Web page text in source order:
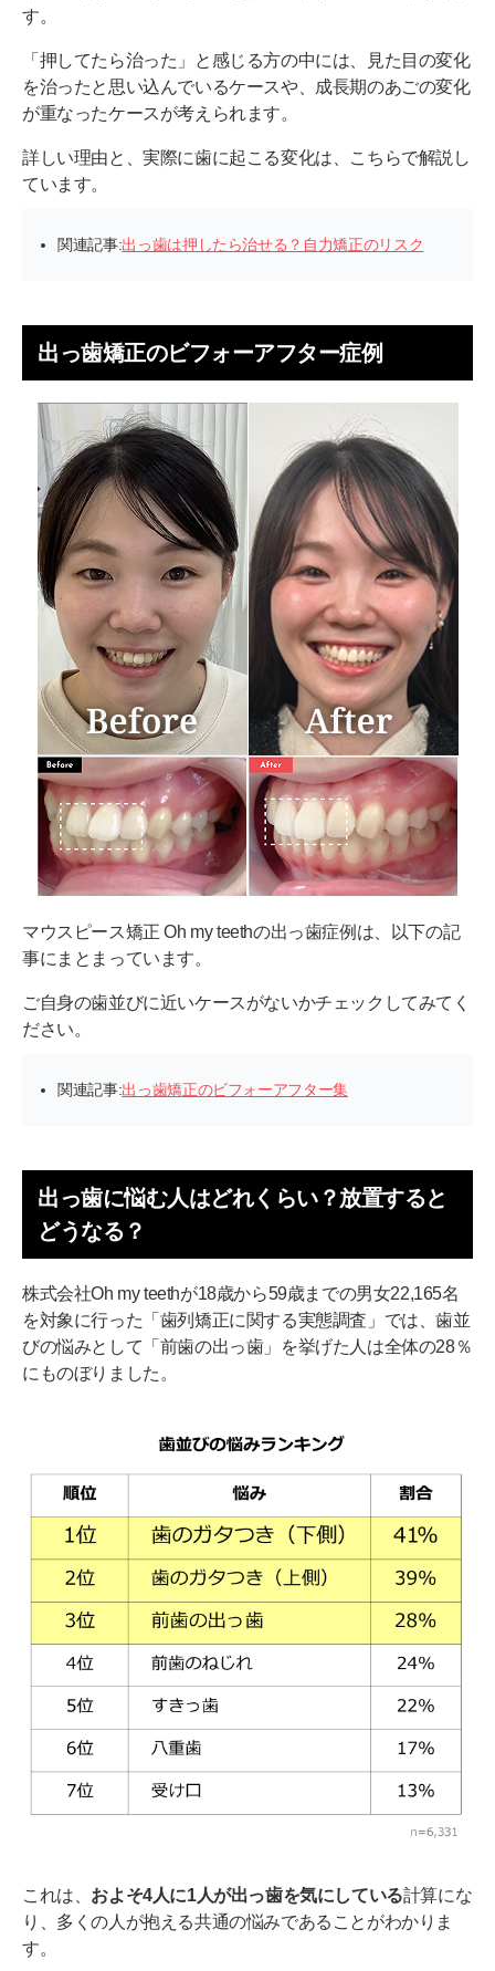
す。
「押してたら治った」と感じる方の中には、見た目の変化
を治ったと思い込んでいるケースや、成長期のあごの変化
が重なったケースが考えられます。
詳しい理由と、実際に歯に起こる変化は、こちらで解説し
ています。
関連記事:出っ歯は押したら治せる？自力矯正のリスク
出っ歯矯正のビフォーアフター症例
マウスピース矯正 Oh my teethの出っ歯症例は、以下の記
事にまとまっています。
ご自身の歯並びに近いケースがないかチェックしてみてく
ださい。
関連記事:出っ歯矯正のビフォーアフター集
出っ歯に悩む人はどれくらい？放置すると
どうなる？
株式会社Oh my teethが18歳から59歳までの男女22,165名
を対象に行った「歯列矯正に関する実態調査」では、歯並
びの悩みとして「前歯の出っ歯」を挙げた人は全体の28％
にものぼりました。
これは、 およそ4人に1人が出っ歯を気にしている計算にな
り、多くの人が抱える共通の悩みであることがわかりま
す。